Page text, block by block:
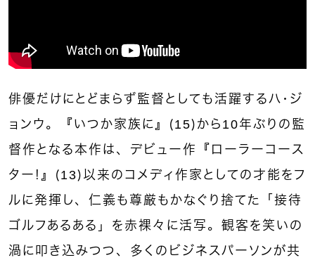
俳優だけにとどまらず監督としても活躍するハ・ジ
ョンウ。『いつか家族に』（15）から10年ぶりの監
督作となる本作は、デビュー作『ローラーコース
ター！』（13）以来のコメディ作家としての才能をフ
ルに発揮し、仁義も尊厳もかなぐり捨てた「接待
ゴルフあるある」を赤裸々に活写。観客を笑いの
渦に叩き込みつつ、多くのビジネスパーソンが共